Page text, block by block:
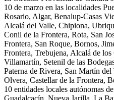
10 de marzo en las localidades
Rosario, Algar, Benalup-Casas
Alcalá del Valle, Chipiona,
Conil de la Frontera, Rota, San
Frontera, San Roque, Bornos,
Frontera, Trebujena, Alcalá de
Villamartín, Setenil de las
Paterna de Rivera, San Martín
Olvera, Castellar de la Frontera,
10 entidades locales autónomas